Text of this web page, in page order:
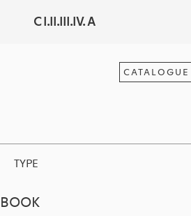
C I.II.III.IV. A
CATALOGUE
TYPE
BOOK